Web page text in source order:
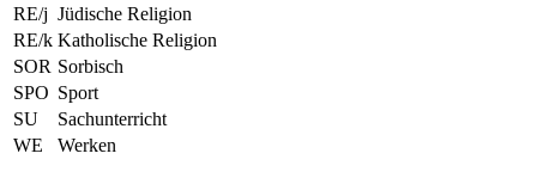
RE/j Jüdische Religion
RE/k Katholische Religion
SOR Sorbisch
SPO Sport
SU
Sachunterricht
WE
Werken